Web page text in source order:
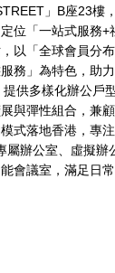
」B座23樓
位「一站式服務+
以「全球會員分
務」為特色，助
供多樣化辦公戶
與彈性組合，兼顧
式落地香港，專
辦公室、虛擬辦
會議室，滿足日